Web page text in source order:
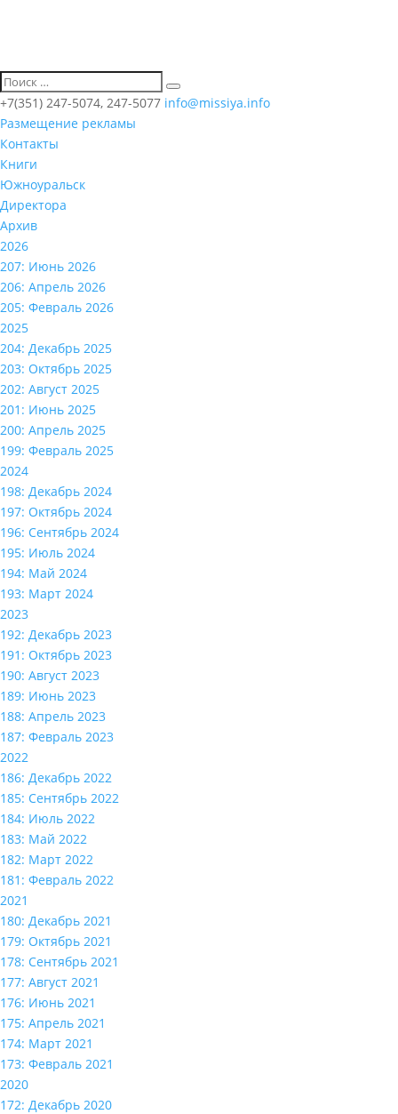
+7(351) 247-5074, 247-5077 info@missiya.info
Размещение рекламы
Контакты
Книги
Южноуральск
Директора
Архив
2026
207: Июнь 2026
206: Апрель 2026
205: Февраль 2026
2025
204: Декабрь 2025
203: Октябрь 2025
202: Август 2025
201: Июнь 2025
200: Апрель 2025
199: Февраль 2025
2024
198: Декабрь 2024
197: Октябрь 2024
196: Сентябрь 2024
195: Июль 2024
194: Май 2024
193: Март 2024
2023
192: Декабрь 2023
191: Октябрь 2023
190: Август 2023
189: Июнь 2023
188: Апрель 2023
187: Февраль 2023
2022
186: Декабрь 2022
185: Сентябрь 2022
184: Июль 2022
183: Май 2022
182: Март 2022
181: Февраль 2022
2021
180: Декабрь 2021
179: Октябрь 2021
178: Сентябрь 2021
177: Август 2021
176: Июнь 2021
175: Апрель 2021
174: Март 2021
173: Февраль 2021
2020
172: Декабрь 2020